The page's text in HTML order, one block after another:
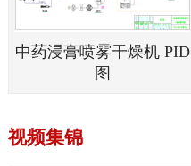
中药浸膏喷雾干燥机 PID
图
视频集锦